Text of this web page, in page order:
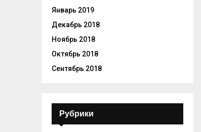
Январь 2019
Декабрь 2018
Ноябрь 2018
Октябрь 2018
Сентябрь 2018
Рубрики